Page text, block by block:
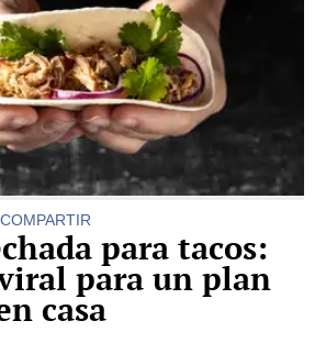
para tacos:
para un plan
casa